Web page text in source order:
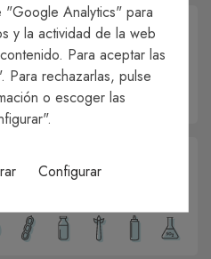
a la graella "estil
"Google Analytics" para
y la actividad de la web
Para aceptar las
Para rechazarlas, pulse
o escoger las
Configurar